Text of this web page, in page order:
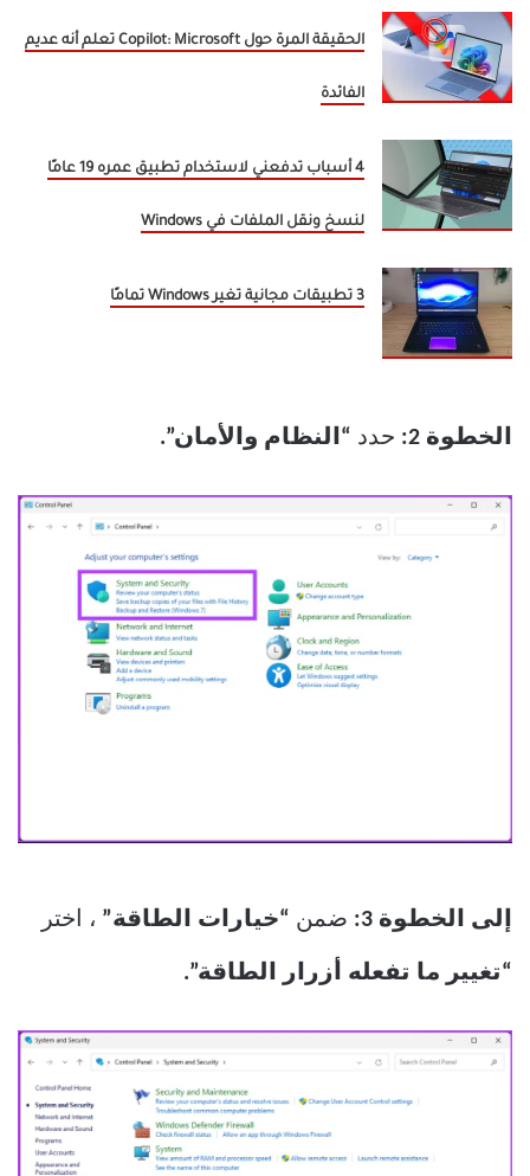
الحقيقة المرة حول Copilot: Microsoft تعلم أنه عديم
الفائدة
4 أسباب تدفعني لاستخدام تطبيق عمره 19 عامًا
لنسخ ونقل الملفات في Windows
3 تطبيقات مجانية تغير Windows تمامًا
الخطوة 2: حدد “النظام والأمان”.
إلى الخطوة 3: ضمن “خيارات الطاقة” ، اختر
“تغيير ما تفعله أزرار الطاقة”.